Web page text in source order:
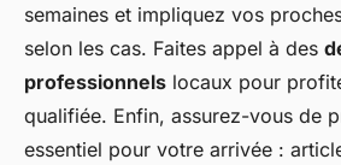
semaines et impliquez vos
selon les cas. Faites appel à des
professionnels locaux pour
qualifiée. Enfin, assurez-vous de
essentiel pour votre arrivée :